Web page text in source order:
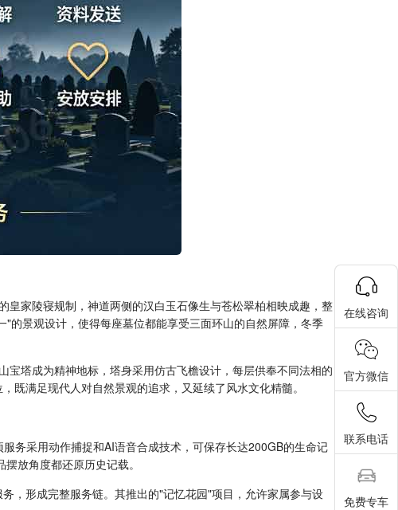
家陵寝规制，神道两侧的汉白玉石像生与苍松翠柏相映成趣，整
景观设计，使得每座墓位都能享受三面环山的自然屏障，冬季
塔成为精神地标，塔身采用仿古飞檐设计，每层供奉不同法相的
满足现代人对自然景观的追求，又延续了风水文化精髓。
务采用动作捕捉和AI语音合成技术，可保存长达200GB的生命记
放角度都还原历史记载。
，形成完整服务链。其推出的"记忆花园"项目，允许家属参与设
在线咨询
官方微信
联系电话
免费专车